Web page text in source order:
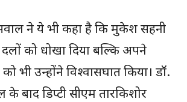
ने ये भी कहा है कि मुकेश सहनी
दलों को धोखा दिया बल्कि अपने
भी उन्होंने विश्वासघात किया। डॉ.
बाद डिप्टी सीएम तारकिशोर